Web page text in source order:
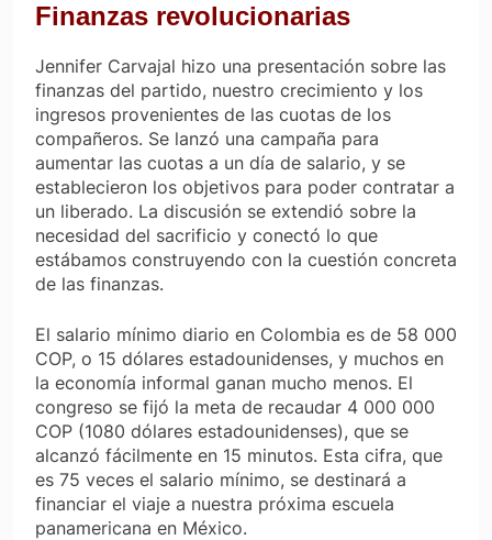
Finanzas revolucionarias
Jennifer Carvajal hizo una presentación sobre las
finanzas del partido, nuestro crecimiento y los
ingresos provenientes de las cuotas de los
compañeros. Se lanzó una campaña para
aumentar las cuotas a un día de salario, y se
establecieron los objetivos para poder contratar a
un liberado. La discusión se extendió sobre la
necesidad del sacrificio y conectó lo que
estábamos construyendo con la cuestión concreta
de las finanzas.
El salario mínimo diario en Colombia es de 58 000
COP, o 15 dólares estadounidenses, y muchos en
la economía informal ganan mucho menos. El
congreso se fijó la meta de recaudar 4 000 000
COP (1080 dólares estadounidenses), que se
alcanzó fácilmente en 15 minutos. Esta cifra, que
es 75 veces el salario mínimo, se destinará a
financiar el viaje a nuestra próxima escuela
panamericana en México.